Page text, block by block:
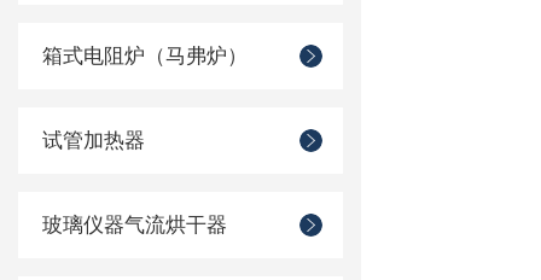
箱式电阻炉（马弗炉）
试管加热器
玻璃仪器气流烘干器